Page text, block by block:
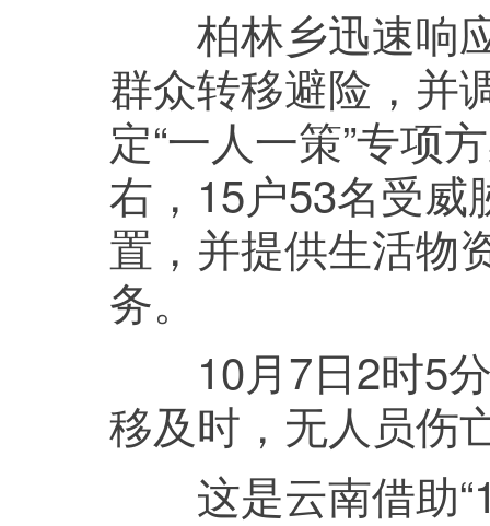
柏林乡迅速响应
群众转移避险，并
定“一人一策”专项
右，15户53名受威
置，并提供生活物
务。
10月7日2时5分
移及时，无人员伤
这是云南借助